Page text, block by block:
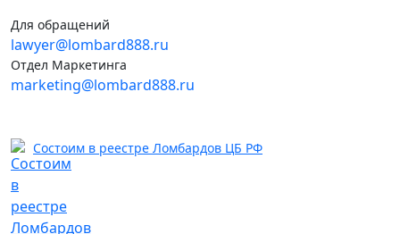
Для обращений
lawyer@lombard888.ru
Отдел Маркетинга
marketing@lombard888.ru
Состоим в реестре Ломбардов ЦБ РФ